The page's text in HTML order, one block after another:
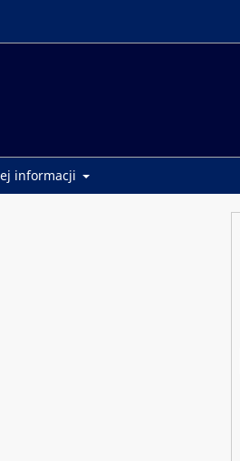
informacji